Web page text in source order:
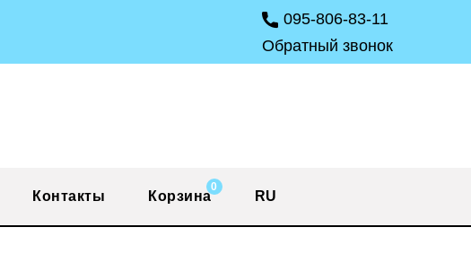
095-806-83-11
Обратный звонок
Контакты Корзина
0
RU